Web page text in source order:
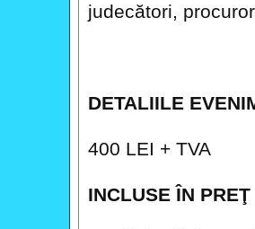
judecători,
DETALIILE
400 LEI + TVA
INCLUSE ÎN PREŢ